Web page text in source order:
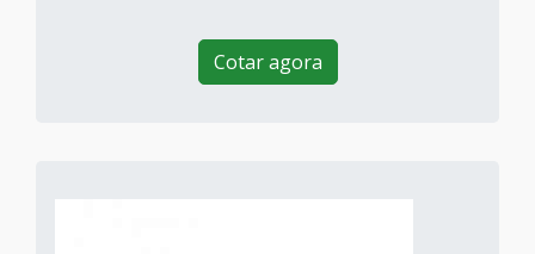
Cotar agora